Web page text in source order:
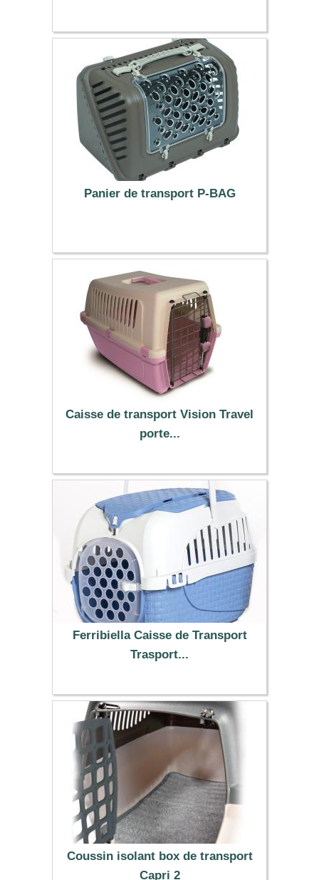
109.99 €
Panier de transport P-BAG
21.99 €
Caisse de transport Vision Travel
porte...
19.99 €
Ferribiella Caisse de Transport
Trasport...
42.99 €
Coussin isolant box de transport
Capri 2